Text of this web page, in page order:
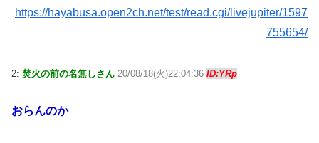
https://hayabusa.open2ch.net/test/read.cgi/livejupiter/1597
755654/
2: 焚火の前の名無しさん 20/08/18(火)22:04:36 ID:YRp
おらんのか